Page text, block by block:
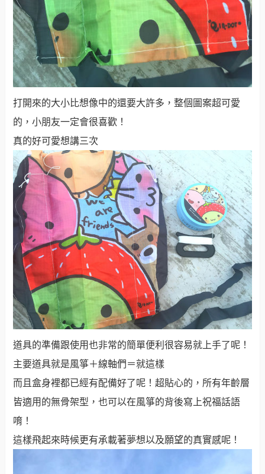
打開來的大小比想像中的還要大許多，整個圖案超可愛
的，小朋友一定會很喜歡！
真的好可愛想講三次
道具的準備跟使用也非常的簡單便利很容易就上手了呢！
主要道具就是風箏＋線軸們＝就這樣
而且盒身裡都已經有配備好了呢！超貼心的，所有年齡層
皆適用的無骨架型，也可以在風箏的背後寫上祝福話語
唷！
這樣飛起來時候更有承載著夢想以及願望的真實感呢！